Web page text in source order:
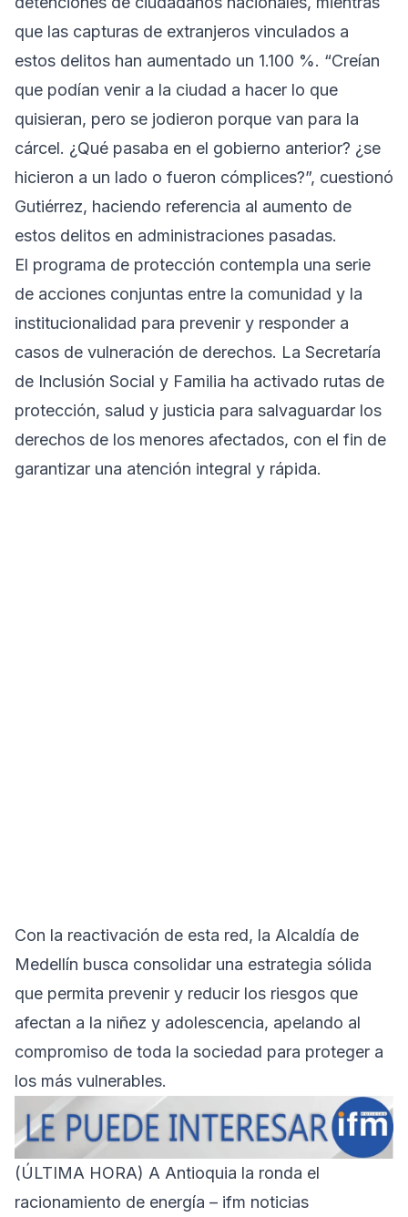
que las capturas de extranjeros vinculados a
estos delitos han aumentado un 1.100 %. “Creían
que podían venir a la ciudad a hacer lo que
quisieran, pero se jodieron porque van para la
cárcel. ¿Qué pasaba en el gobierno anterior? ¿se
hicieron a un lado o fueron cómplices?”, cuestionó
Gutiérrez, haciendo referencia al aumento de
estos delitos en administraciones pasadas.
El programa de protección contempla una serie
de acciones conjuntas entre la comunidad y la
institucionalidad para prevenir y responder a
casos de vulneración de derechos. La Secretaría
de Inclusión Social y Familia ha activado rutas de
protección, salud y justicia para salvaguardar los
derechos de los menores afectados, con el fin de
garantizar una atención integral y rápida.
Con la reactivación de esta red, la Alcaldía de
Medellín busca consolidar una estrategia sólida
que permita prevenir y reducir los riesgos que
afectan a la niñez y adolescencia, apelando al
compromiso de toda la sociedad para proteger a
los más vulnerables.
(ÚLTIMA HORA) A Antioquia la ronda el
racionamiento de energía – ifm noticias